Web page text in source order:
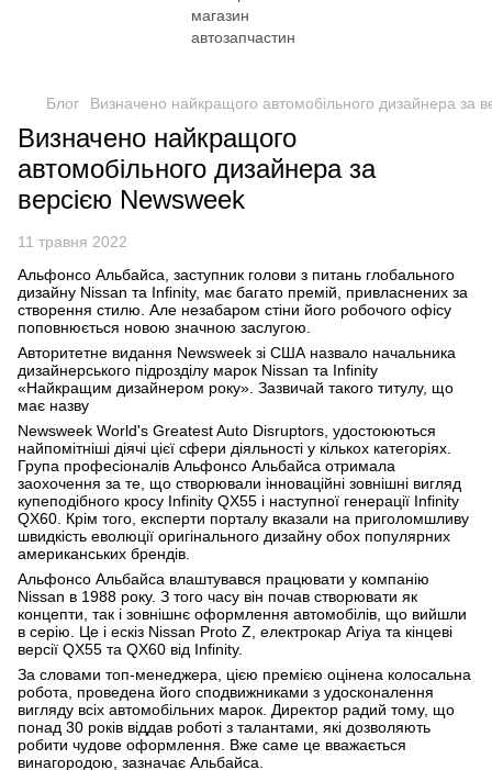
Блог Визначено найкращого автомобільного дизайнера за
Визначено найкращого
автомобільного дизайнера за
версією Newsweek
11 травня 2022
Альфонсо Альбайса, заступник голови з питань глобального
дизайну Nissan та Infinity, має багато премій, привласнених за
створення стилю. Але незабаром стіни його робочого офісу
поповнюється новою значною заслугою.
Авторитетне видання Newsweek зі США назвало начальника
дизайнерського підрозділу марок Nissan та Infinity
«Найкращим дизайнером року». Зазвичай такого титулу, що
має назву
Newsweek World's Greatest Auto Disruptors, удостоюються
найпомітніші діячі цієї сфери діяльності у кількох категоріях.
Група професіоналів Альфонсо Альбайса отримала
заохочення за те, що створювали інноваційні зовнішні вигляд
купеподібного кросу Infinity QX55 і наступної генерації Infinity
QX60. Крім того, експерти порталу вказали на приголомшливу
швидкість еволюції оригінального дизайну обох популярних
американських брендів.
Альфонсо Альбайса влаштувався працювати у компанію
Nissan в 1988 року. З того часу він почав створювати як
концепти, так і зовнішнє оформлення автомобілів, що вийшли
в серію. Це і ескіз Nissan Proto Z, електрокар Ariya та кінцеві
версії QX55 та QX60 від Infinity.
За словами топ-менеджера, цією премією оцінена колосальна
робота, проведена його сподвижниками з удосконалення
вигляду всіх автомобільних марок. Директор радий тому, що
понад 30 років віддав роботі з талантами, які дозволяють
робити чудове оформлення. Вже саме це вважається
винагородою, зазначає Альбайса.